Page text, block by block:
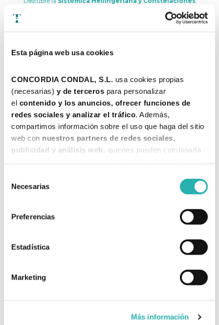
Esta página web usa cookies
CONCORDIA CONDAL, S.L. usa cookies propias
(necesarias) y de terceros para personalizar
el contenido y los anuncios, ofrecer funciones de
redes sociales y analizar el tráfico. Además,
compartimos información sobre el uso que haga del sitio
web con nuestros partners de redes sociales,
publicidad y análisis web , quienes pueden combinarla
servicios.
Necesarias
Preferencias
Estadística
Marketing
Más información
"4 Conceptos que no conocías sobre las Constelaciones Familiares"
Te mandaremos el e-book a tu mail
"4 Conceptos que no conocías sobre la Respiración Holotrópica"